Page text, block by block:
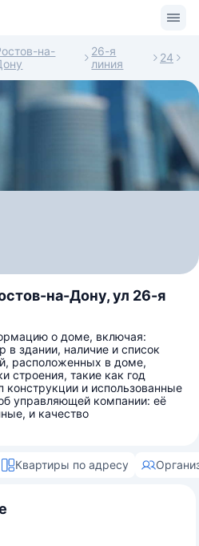
на-
26-я
линия
24
на-Дону, ул 26-я
о доме, включая:
в здании, наличие и список
расположенных в доме,
строения, такие как год
конструкции и использованные
управляющей компании: её
и качество
Квартиры по адресу